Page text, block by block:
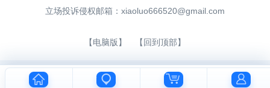
立场投诉侵权邮箱： xiaoluo666520@gmail.com
【电脑版】 【回到顶部】